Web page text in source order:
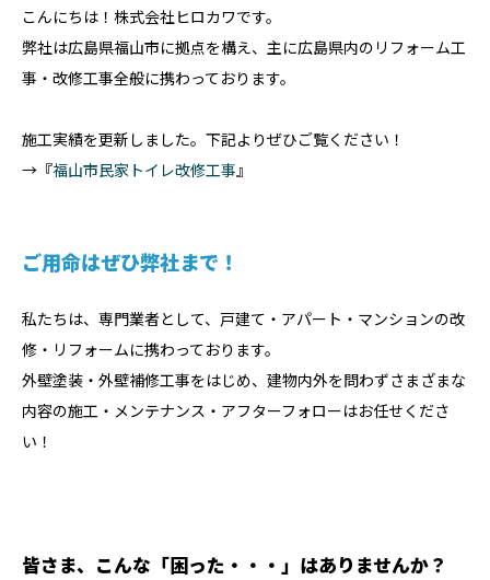
こんにちは！株式会社ヒロカワです。
弊社は広島県福山市に拠点を構え、主に広島県内のリフォーム工
事・改修工事全般に携わっております。
施工実績を更新しました。下記よりぜひご覧ください！
→『福山市民家トイレ改修工事』
ご用命はぜひ弊社まで！
私たちは、専門業者として、戸建て・アパート・マンションの改
修・リフォームに携わっております。
外壁塗装・外壁補修工事をはじめ、建物内外を問わずさまざまな
内容の施工・メンテナンス・アフターフォローはお任せくださ
い！
皆さま、こんな「困った・・・」はありませんか？